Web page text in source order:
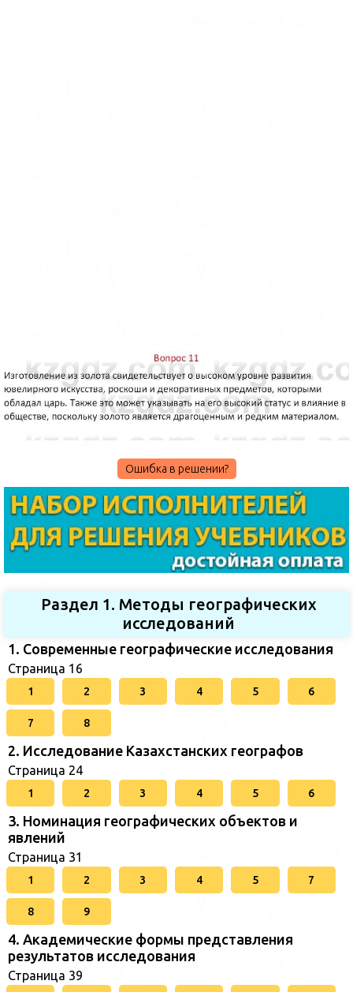
Ошибка в решении?
Раздел 1. Методы географических
исследований
1. Современные географические исследования
Страница 16
1 2 3 4 5 6
7 8
2. Исследование Казахстанских географов
Страница 24
1 2 3 4 5 6
3. Номинация географических объектов и
явлений
Страница 31
1 2 3 4 5 7
8 9
4. Академические формы представления
результатов исследования
Страница 39